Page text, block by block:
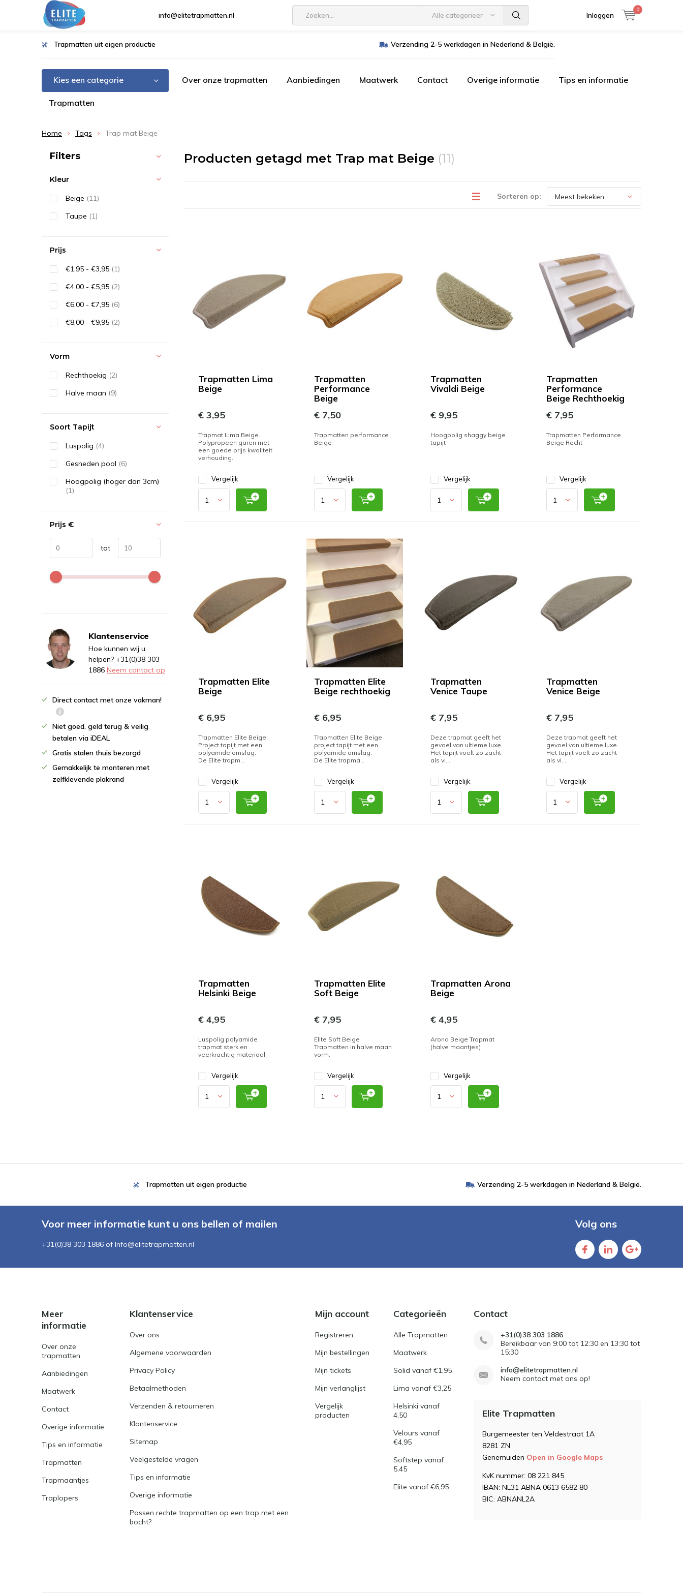
info@elitetrapmatten.nl Alle categorieën Inloggen
0
Trapmatten uit eigen productie Verzending 2-5 werkdagen in Nederland & België.
Kies een categorie Over onze trapmatten Aanbiedingen Maatwerk Contact Overige informatie Tips en informatie
Trapmatten
Home Tags Trap mat Beige
Producten getagd met Trap mat Beige (11)
Sorteren op:
Trapmatten Lima
Beige
€ 3,95
Trapmat Lima Beige.
Polypropeen garen met
een goede prijs kwaliteit
verhouding.
Vergelijk
Trapmatten
Performance
Beige
€ 7,50
Trapmatten performance
Beige
Vergelijk
Trapmatten
Vivaldi Beige
€ 9,95
Hoogpolig shaggy beige
tapijt
Vergelijk
Trapmatten
Performance
Beige Rechthoekig
€ 7,95
Trapmatten Performance
Beige Recht
Vergelijk
Trapmatten Elite
Beige
€ 6,95
Trapmatten Elite Beige.
Project tapijt met een
polyamide omslag.
De Elite trapm...
Vergelijk
Trapmatten Elite
Beige rechthoekig
€ 6,95
Trapmatten Elite Beige
project tapijt met een
polyamide omslag.
De Elite trapma...
Vergelijk
Trapmatten
Venice Taupe
€ 7,95
Deze trapmat geeft het
gevoel van ultieme luxe.
Het tapijt voelt zo zacht
als vi...
Vergelijk
Trapmatten
Venice Beige
€ 7,95
Deze trapmat geeft het
gevoel van ultieme luxe.
Het tapijt voelt zo zacht
als vi...
Vergelijk
Trapmatten
Helsinki Beige
€ 4,95
Luspolig polyamide
trapmat sterk en
veerkrachtig materiaal.
Vergelijk
Trapmatten Elite
Soft Beige
€ 7,95
Elite Soft Beige
Trapmatten in halve maan
vorm.
Vergelijk
Trapmatten Arona
Beige
€ 4,95
Arona Beige Trapmat
(halve maantjes)
Vergelijk
Sorteren op:
Filters
Kleur
Beige (11)
Taupe (1)
Prijs
€1,95 - €3,95 (1)
€4,00 - €5,95 (2)
€6,00 - €7,95 (6)
€8,00 - €9,95 (2)
Vorm
Rechthoekig (2)
Halve maan (9)
Soort Tapijt
Luspolig (4)
Gesneden pool (6)
Hoogpolig (hoger dan 3cm)
(1)
Prijs €
tot
Klantenservice
Hoe kunnen wij u
helpen? +31(0)38 303
1886 Neem contact op
Direct contact met onze vakman!
Niet goed, geld terug & veilig
betalen via iDEAL
Gratis stalen thuis bezorgd
Gemakkelijk te monteren met
zelfklevende plakrand
Trapmatten uit eigen productie Verzending 2-5 werkdagen in Nederland & België.
Voor meer informatie kunt u ons bellen of mailen
+31(0)38 303 1886 of Info@elitetrapmatten.nl
Volg ons
Meer
informatie
Over onze
trapmatten
Aanbiedingen
Maatwerk
Contact
Overige informatie
Tips en informatie
Trapmatten
Trapmaantjes
Traplopers
Klantenservice
Over ons
Algemene voorwaarden
Privacy Policy
Betaalmethoden
Verzenden & retourneren
Klantenservice
Sitemap
Veelgestelde vragen
Tips en informatie
Overige informatie
Passen rechte trapmatten op een trap met een
bocht?
Mijn account
Registreren
Mijn bestellingen
Mijn tickets
Mijn verlanglijst
Vergelijk
producten
Categorieën
Alle Trapmatten
Maatwerk
Solid vanaf €1,95
Lima vanaf €3,25
Helsinki vanaf
4,50
Velours vanaf
€4,95
Softstep vanaf
5,45
Elite vanaf €6,95
Contact
+31(0)38 303 1886
Bereikbaar van 9:00 tot 12:30 en 13:30 tot
15:30
info@elitetrapmatten.nl
Neem contact met ons op!
Elite Trapmatten
Burgemeester ten Veldestraat 1A
8281 ZN
Genemuiden Open in Google Maps
KvK nummer: 08 221 845
IBAN: NL31 ABNA 0613 6582 80
BIC: ABNANL2A